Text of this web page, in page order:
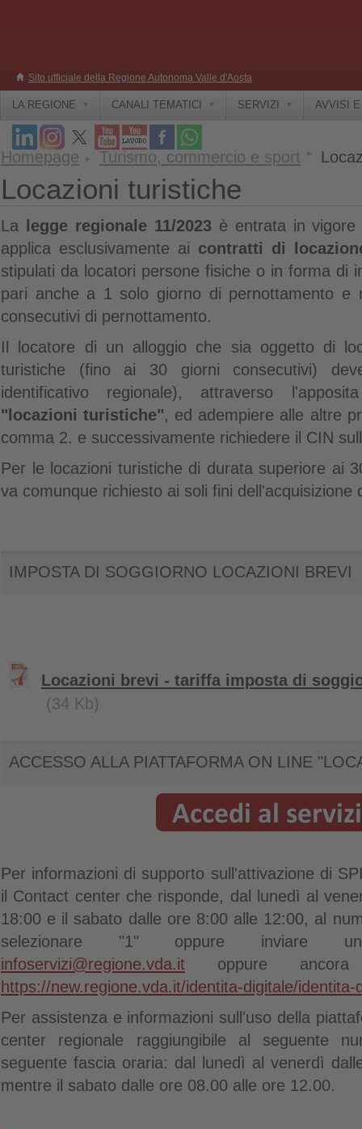
Sito ufficiale della Regione Autonoma Valle d'Aosta
LA REGIONE CANALI TEMATICI SERVIZI AVVISI
Homepage Turismo, commercio e sport
Locazioni turistiche
La legge regionale 11/2023 è entrata in
applica esclusivamente ai contratti di
stipulati da locatori persone fisiche o in forma di
pari anche a 1 solo giorno di pernottamento e
consecutivi di pernottamento.
Il locatore di un alloggio che sia oggetto di
turistiche (fino ai 30 giorni consecutivi)
identificativo regionale), attraverso
"locazioni turistiche", ed adempiere alle altre
comma 2. e successivamente richiedere il CIN
Per le locazioni turistiche di durata superiore ai
va comunque richiesto ai soli fini dell'acquisizione
IMPOSTA DI SOGGIORNO LOCAZIONI BREVI
Locazioni brevi - tariffa imposta di
(34 Kb)
ACCESSO ALLA PIATTAFORMA ON LINE
Per informazioni di supporto sull'attivazione di
il Contact center che risponde, dal lunedì al
18:00 e il sabato dalle ore 8:00 alle 12:00, al
selezionare "1" oppure inviare
infoservizi@regione.vda.it oppure
https://new.regione.vda.it/identita-digitale/identita-
Per assistenza e informazioni sull'uso della
center regionale raggiungibile al seguente
seguente fascia oraria: dal lunedì al venerdì
mentre il sabato dalle ore 08.00 alle ore 12.00.